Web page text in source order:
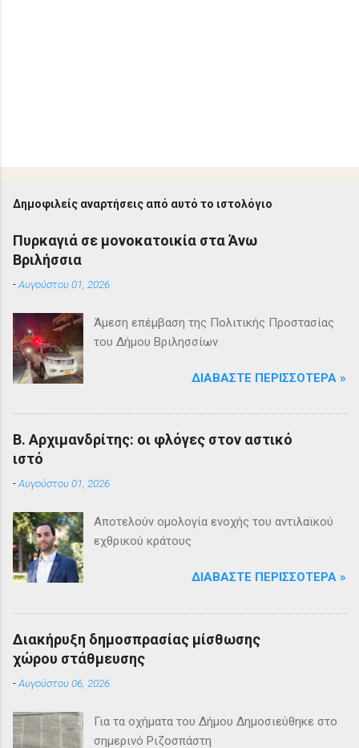
Δημοφιλείς αναρτήσεις από αυτό το ιστολόγιο
Πυρκαγιά σε μονοκατοικία στα Άνω
Βριλήσσια
-Αυγούστου 01, 2026
Άμεση επέμβαση της Πολιτικής Προστασίας
του Δήμου Βριλησσίων
ΔΙΑΒΆΣΤΕ ΠΕΡΙΣΣΌΤΕΡΑ »
Β. Αρχιμανδρίτης: οι φλόγες στον αστικό
ιστό
-Αυγούστου 01, 2026
Αποτελούν ομολογία ενοχής του αντιλαϊκού
εχθρικού κράτους
ΔΙΑΒΆΣΤΕ ΠΕΡΙΣΣΌΤΕΡΑ »
Διακήρυξη δημοσπρασίας μίσθωσης
χώρου στάθμευσης
-Αυγούστου 06, 2026
Για τα οχήματα του Δήμου Δημοσιεύθηκε στο
σημερινό Ριζοσπάστη